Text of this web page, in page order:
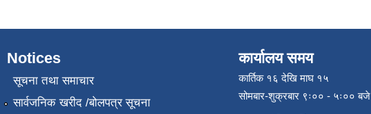
Notices
सूचना तथा समाचार
सार्वजनिक खरीद /बोलपत्र सूचना
कार्यालय समय
कार्तिक १६ देखि माघ १५
सोमबार-शुक्रबार ९ः०० - ५ः०० बजे